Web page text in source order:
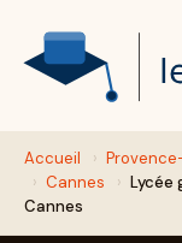
Accueil ›
› Cannes › Lycée
Cannes